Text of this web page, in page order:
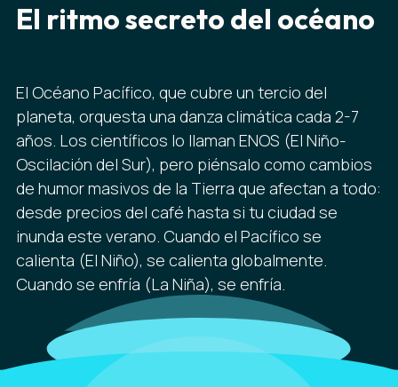
El ritmo secreto del océano
El Océano Pacífico, que cubre un tercio del
planeta, orquesta una danza climática cada 2-7
años. Los científicos lo llaman ENOS (El Niño-
Oscilación del Sur), pero piénsalo como cambios
de humor masivos de la Tierra que afectan a todo:
desde precios del café hasta si tu ciudad se
inunda este verano. Cuando el Pacífico se
calienta (El Niño), se calienta globalmente.
Cuando se enfría (La Niña), se enfría.